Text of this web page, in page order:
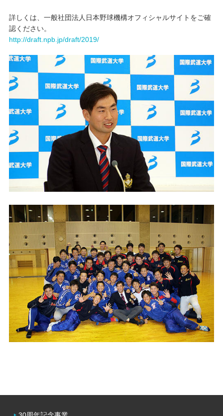
学友会クラブ活動
詳しくは、一般社団法人日本野球機構オフィシャルサイトをご確
認ください。
http://draft.npb.jp/draft/2019/